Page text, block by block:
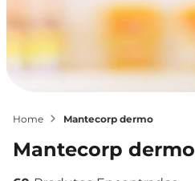
mantecorp dermo
mantecorp dermo